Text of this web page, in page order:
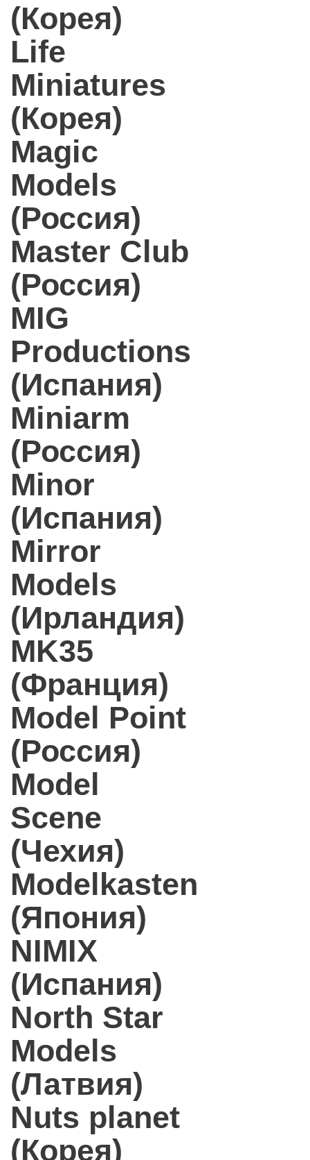
(Корея)
Life
Miniatures
(Корея)
Magic
Models
(Россия)
Master Club
(Россия)
MIG
Productions
(Испания)
Miniarm
(Россия)
Minor
(Испания)
Mirror
Models
(Ирландия)
MK35
(Франция)
Model Point
(Россия)
Model
Scene
(Чехия)
Modelkasten
(Япония)
NIMIX
(Испания)
North Star
Models
(Латвия)
Nuts planet
(Корея)